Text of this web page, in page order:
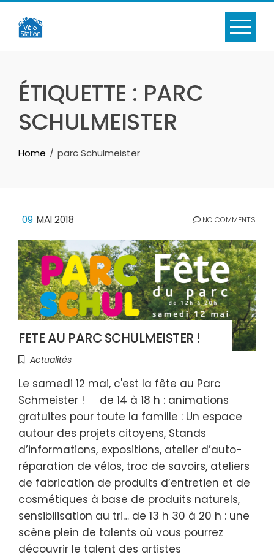
Skip
content
ÉTIQUETTE : PARC
SCHULMEISTER
Home parc Schulmeister
09 MAI 2018 NO COMMENTS
FETE AU PARC SCHULMEISTER !
Actualités
Le samedi 12 mai, c'est la fête au Parc
Schmeister ! de 14 à 18 h : animations
gratuites pour toute la famille : Un espace
autour des projets citoyens, Stands
d’informations, expositions, atelier d’auto-
réparation de vélos, troc de savoirs, ateliers
de fabrication de produits d’entretien et de
cosmétiques à base de produits naturels,
sensibilisation au tri… de 13 h 30 à 20 h : une
scène plein de talents où vous pourrez
découvrir le talent des artistes